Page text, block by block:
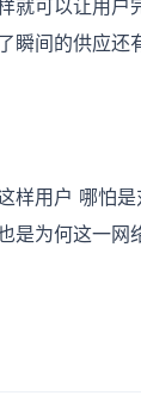
可以让用户
瞬间的供应
户 哪怕是
为何这一网